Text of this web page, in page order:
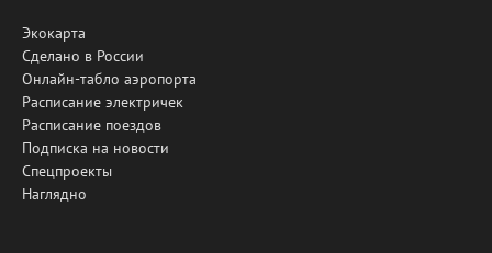
Экокарта
Сделано в России
Онлайн-табло аэропорта
Расписание электричек
Расписание поездов
Подписка на новости
Спецпроекты
Наглядно